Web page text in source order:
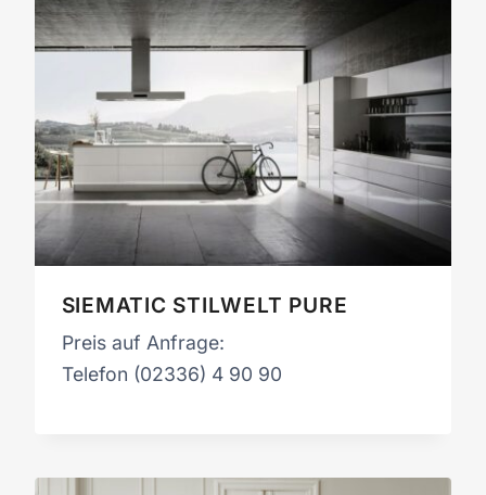
SIEMATIC STILWELT PURE
Preis auf Anfrage:
Telefon (02336) 4 90 90